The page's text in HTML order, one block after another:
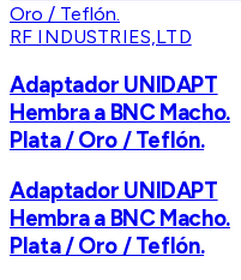
RF INDUSTRIES,LTD
Adaptador UNIDAPT
Hembra a BNC Macho.
Plata / Oro / Teflón.
Adaptador UNIDAPT
Hembra a BNC Macho.
Plata / Oro / Teflón.